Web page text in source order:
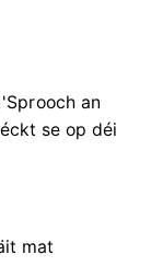
an
se op déi
mat